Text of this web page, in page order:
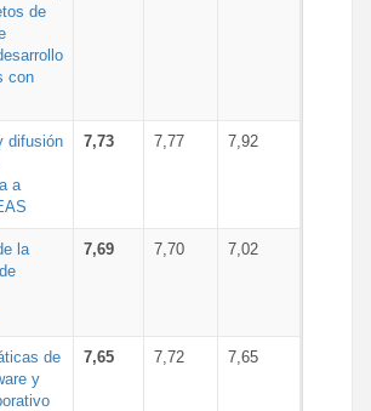
de
con
difusión
a
7,73 7,77 7,92
la
7,69 7,70 7,02
de
y
7,65 7,72 7,65